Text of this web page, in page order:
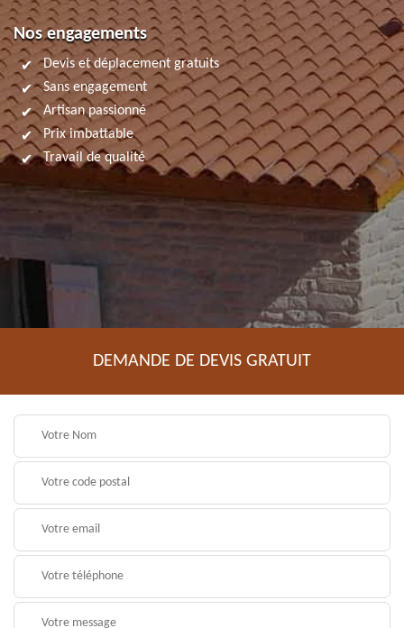
Nos engagements
Devis et déplacement gratuits
Sans engagement
Artisan passionné
Prix imbattable
Travail de qualité
DEMANDE DE DEVIS GRATUIT